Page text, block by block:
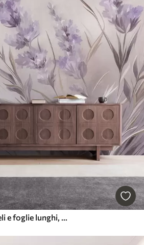
Fiori di lavanda con steli e foglie lunghi, opera d’arte dai toni tenui e dalla texture morbida